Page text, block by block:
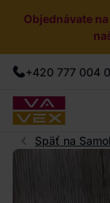
Objednávate
+420 777 004
Späť na